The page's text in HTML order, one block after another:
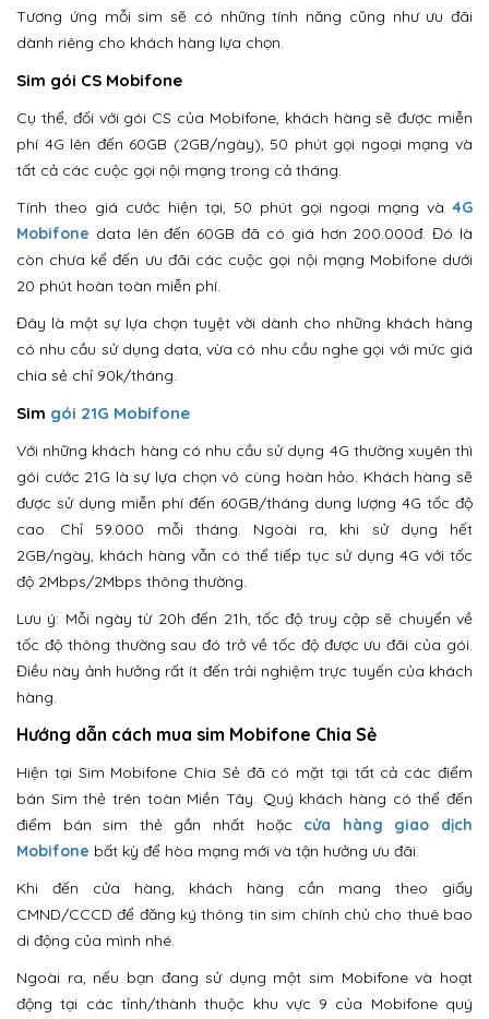
Tương ứng mỗi sim sẽ có những tính năng cũng như ưu đãi
dành riêng cho khách hàng lựa chọn.
Sim gói CS Mobifone
Cụ thể, đối với gói CS của Mobifone, khách hàng sẽ được miễn
phí 4G lên đến 60GB (2GB/ngày), 50 phút gọi ngoại mạng và
tất cả các cuộc gọi nội mạng trong cả tháng.
Tính theo giá cước hiện tại, 50 phút gọi ngoại mạng và 4G
Mobifone data lên đến 60GB đã có giá hơn 200.000đ. Đó là
còn chưa kể đến ưu đãi các cuộc gọi nội mạng Mobifone dưới
20 phút hoàn toàn miễn phí.
Đây là một sự lựa chọn tuyệt vời dành cho những khách hàng
có nhu cầu sử dụng data, vừa có nhu cầu nghe gọi với mức giá
chia sẻ chỉ 90k/tháng.
Sim gói 21G Mobifone
Với những khách hàng có nhu cầu sử dụng 4G thường xuyên thì
gói cước 21G là sự lựa chọn vô cùng hoàn hảo. Khách hàng sẽ
được sử dụng miễn phí đến 60GB/tháng dung lượng 4G tốc độ
cao. Chỉ 59.000 mỗi tháng. Ngoài ra, khi sử dụng hết
2GB/ngày, khách hàng vẫn có thể tiếp tục sử dụng 4G với tốc
độ 2Mbps/2Mbps thông thường.
Lưu ý: Mỗi ngày từ 20h đến 21h, tốc độ truy cập sẽ chuyển về
tốc độ thông thường sau đó trở về tốc độ được ưu đãi của gói.
Điều này ảnh hưởng rất ít đến trải nghiệm trực tuyến của khách
hàng.
Hướng dẫn cách mua sim Mobifone Chia Sẻ
Hiện tại Sim Mobifone Chia Sẻ đã có mặt tại tất cả các điểm
bán Sim thẻ trên toàn Miền Tây. Quý khách hàng có thể đến
điểm bán sim thẻ gần nhất hoặc cửa hàng giao dịch
Mobifone bất kỳ để hòa mạng mới và tận hưởng ưu đãi.
Khi đến cửa hàng, khách hàng cần mang theo giấy
CMND/CCCD để đăng ký thông tin sim chính chủ cho thuê bao
di động của mình nhé.
Ngoài ra, nếu bạn đang sử dụng một sim Mobifone và hoạt
động tại các tỉnh/thành thuộc khu vực 9 của Mobifone quý